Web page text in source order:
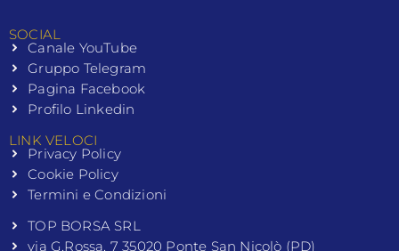
SOCIAL
Canale YouTube
Gruppo Telegram
Pagina Facebook
Profilo Linkedin
LINK VELOCI
Privacy Policy
Cookie Policy
Termini e Condizioni
TOP BORSA SRL
via G.Rossa, 7 35020 Ponte San Nicolò (PD)